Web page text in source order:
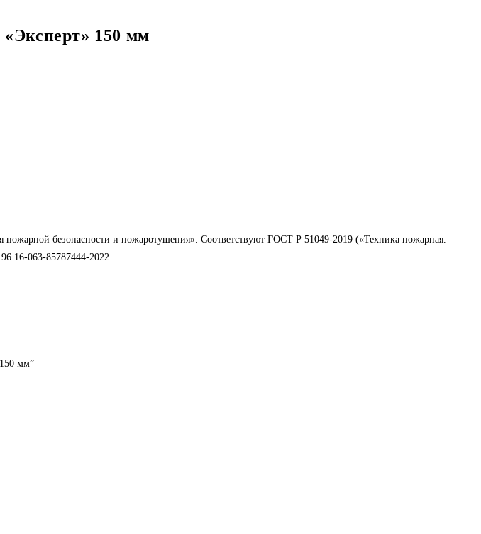
150 мм
безопасности и пожаротушения». Соответствуют ГОСТ Р 51049-2019 («Техника пожарная.
063-85787444-2022.
мм”